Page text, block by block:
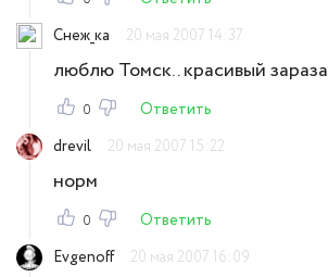
Снеж_ка
20 мая 2007 14:37
люблю Томск.. красивый зараза
0
Ответить
drevil
20 мая 2007 15:22
норм
0
Ответить
Evgenoff
20 мая 2007 16:09